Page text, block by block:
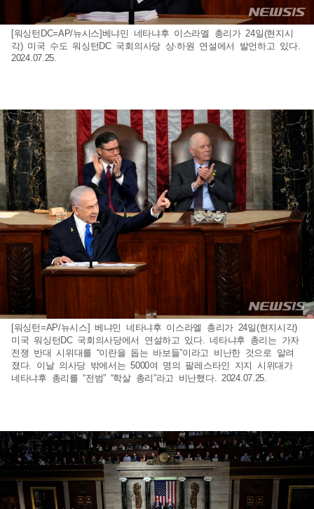
[워싱턴DC=AP/뉴시스]베냐민 네타냐후 이스라엘 총리가 24일(현지시
각) 미국 수도 워싱턴DC 국회의사당 상·하원 연설에서 발언하고 있다.
2024.07.25.
[워싱턴=AP/뉴시스] 베냐민 네타냐후 이스라엘 총리가 24일(현지시각)
미국 워싱턴DC 국회의사당에서 연설하고 있다. 네타냐후 총리는 가자
전쟁 반대 시위대를 “이란을 돕는 바보들”이라고 비난한 것으로 알려
졌다. 이날 의사당 밖에서는 5000여 명의 팔레스타인 지지 시위대가
네타냐후 총리를 “전범” “학살 총리”라고 비난했다. 2024.07.25.